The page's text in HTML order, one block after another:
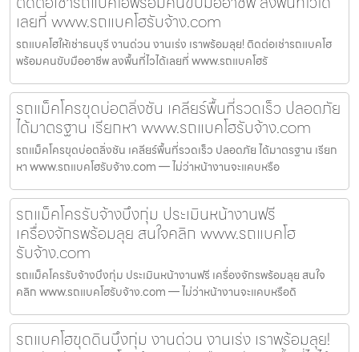
เลยที่ www.รถแบคโฮรับจ้าง.com
รถแบคโฮให้เช่าธนบุรี งานด่วน งานเร่ง เราพร้อมลุย! ติดต่อเช่ารถแบคโฮ
พร้อมคนขับมืออาชีพ ลงพื้นที่ไวได้เลยที่ www.รถแบคโฮรั
รถแม็คโครขุดบ่อตลิ่งชัน เคลียร์พื้นที่รวดเร็ว ปลอดภัย
ได้มาตรฐาน เรียกหา www.รถแบคโฮรับจ้าง.com
รถแม็คโครขุดบ่อตลิ่งชัน เคลียร์พื้นที่รวดเร็ว ปลอดภัย ได้มาตรฐาน เรียก
หา www.รถแบคโฮรับจ้าง.com — ไม่ว่าหน้างานจะแคบหรือ
รถแม็คโครรับจ้างบึงกุ่ม ประเมินหน้างานฟรี
เครื่องจักรพร้อมลุย สนใจคลิก www.รถแบคโฮ
รับจ้าง.com
รถแม็คโครรับจ้างบึงกุ่ม ประเมินหน้างานฟรี เครื่องจักรพร้อมลุย สนใจ
คลิก www.รถแบคโฮรับจ้าง.com — ไม่ว่าหน้างานจะแคบหรือดิ
รถแบคโฮขุดดินบึงกุ่ม งานด่วน งานเร่ง เราพร้อมลุย!